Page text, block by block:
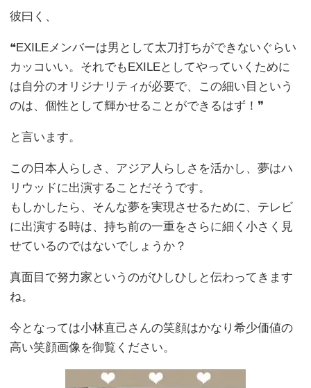
彼曰く、
❝EXILEメンバーは男として太刀打ちができないぐらい
カッコいい。それでもEXILEとしてやっていくために
は自分のオリジナリティが必要で、この細い目という
のは、個性として輝かせることができるはず！❞
と言います。
この日本人らしさ、アジア人らしさを活かし、夢はハ
リウッドに出演することだそうです。
もしかしたら、そんな夢を実現させるために、テレビ
に出演する時は、持ち前の一重をさらに細く小さく見
せているのではないでしょうか？
真面目で努力家というのがひしひしと伝わってきます
ね。
今となっては小林直己さんの笑顔はかなり希少価値の
高い笑顔画像を御覧ください。